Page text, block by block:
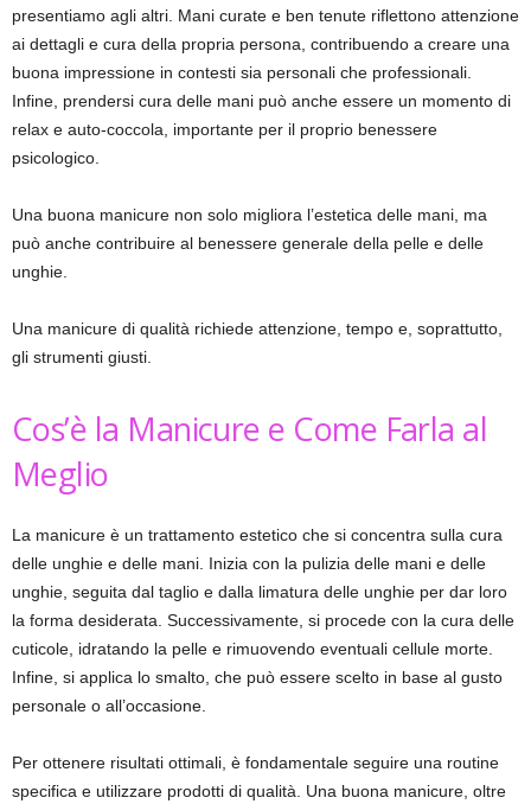
presentiamo agli altri. Mani curate e ben tenute riflettono attenzione
ai dettagli e cura della propria persona, contribuendo a creare una
buona impressione in contesti sia personali che professionali.
Infine, prendersi cura delle mani può anche essere un momento di
relax e auto-coccola, importante per il proprio benessere
psicologico.
Una buona manicure non solo migliora l’estetica delle mani, ma
può anche contribuire al benessere generale della pelle e delle
unghie.
Una manicure di qualità richiede attenzione, tempo e, soprattutto,
gli strumenti giusti.
Cos’è la Manicure e Come Farla al
Meglio
La manicure è un trattamento estetico che si concentra sulla cura
delle unghie e delle mani. Inizia con la pulizia delle mani e delle
unghie, seguita dal taglio e dalla limatura delle unghie per dar loro
la forma desiderata. Successivamente, si procede con la cura delle
cuticole, idratando la pelle e rimuovendo eventuali cellule morte.
Infine, si applica lo smalto, che può essere scelto in base al gusto
personale o all’occasione.
Per ottenere risultati ottimali, è fondamentale seguire una routine
specifica e utilizzare prodotti di qualità. Una buona manicure, oltre